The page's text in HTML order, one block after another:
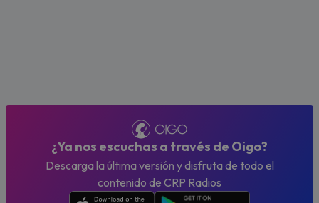
¿Ya nos escuchas a través de Oigo?
Descarga la última versión y disfruta de todo el
contenido de CRP Radios